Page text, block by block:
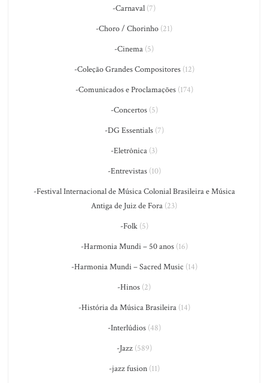
-Carnaval (7)
-Choro / Chorinho (21)
-Cinema (5)
-Coleção Grandes Compositores(12)
-Comunicados e Proclamações(174)
-Concertos(5)
-DG Essentials(7)
-Eletrônica (3)
-Entrevistas(10)
-Festival Internacional de Música Colonial Brasileira e Música
Antiga de Juiz de Fora (23)
-Folk(5)
-Harmonia Mundi – 50 anos(16)
-Harmonia Mundi – Sacred Music (14)
-Hinos (2)
-História da Música Brasileira(14)
-Interlúdios(48)
-Jazz(589)
-jazz fusion(11)